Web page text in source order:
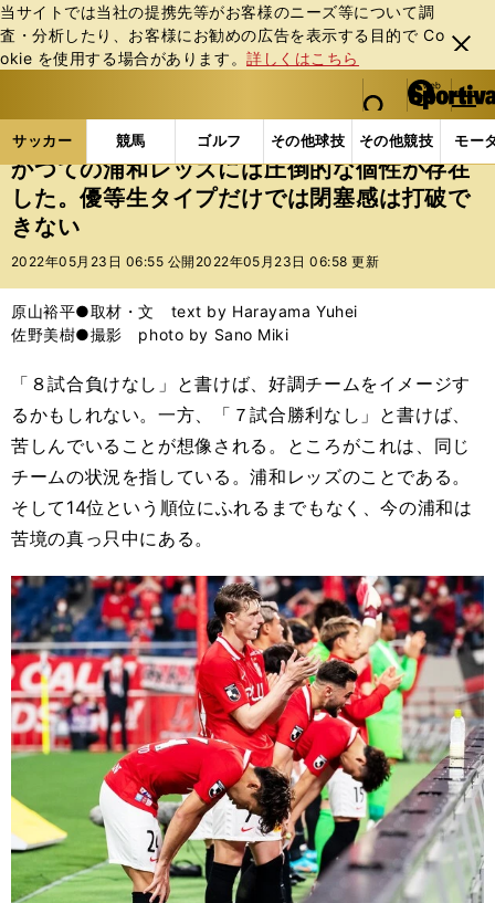
当サイトでは当社の提携先等がお客様のニーズ等について調
査・分析したり、お客様にお勧めの広告を表⽰する⽬的で Co
okie を使⽤する場合があります。詳しくはこちら
閉じ
る
web Sportiva (webスポルティーバ)
検索
マイペ
ー
ジ
メニュ
サッカー 競馬 ゴルフ その他球技 その他競技 モー
ス
ポ
ル
テ
ー
バ
サッカーの記事一覧 Jリーグ他 Jリーグ かつて
かつての浦和レッズには圧倒的な個性が存在
した。優等生タイプだけでは閉塞感は打破で
きない
2022年05月23日 06:55 公開 2022年05月23日 06:58 更新
原山裕平●取材・文 text by Harayama Yuhei
佐野美樹●撮影 photo by Sano Miki
「８試合負けなし」と書けば、好調チームをイメージす
るかもしれない。一方、「７試合勝利なし」と書けば、
苦しんでいることが想像される。ところがこれは、同じ
チームの状況を指している。浦和レッズのことである。
そして14位という順位にふれるまでもなく、今の浦和は
苦境の真っ只中にある。